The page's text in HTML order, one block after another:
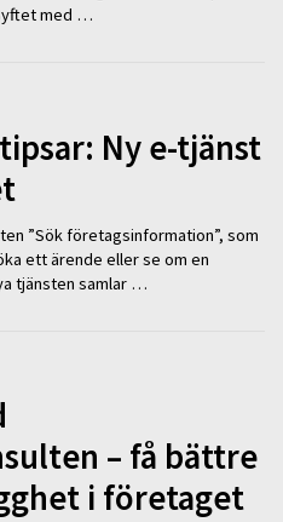
med …
Ny e-tjänst
”Sök företagsinformation”, som
ett ärende eller se om en
tjänsten samlar …
– få bättre
i företaget